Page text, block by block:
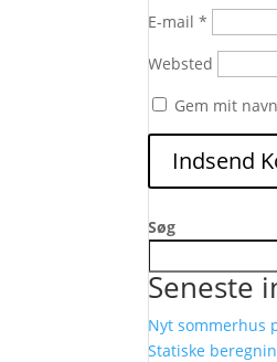
E-mail*
Websted
Gem mit
Søg
Seneste
Nyt sommerhus
Statiske